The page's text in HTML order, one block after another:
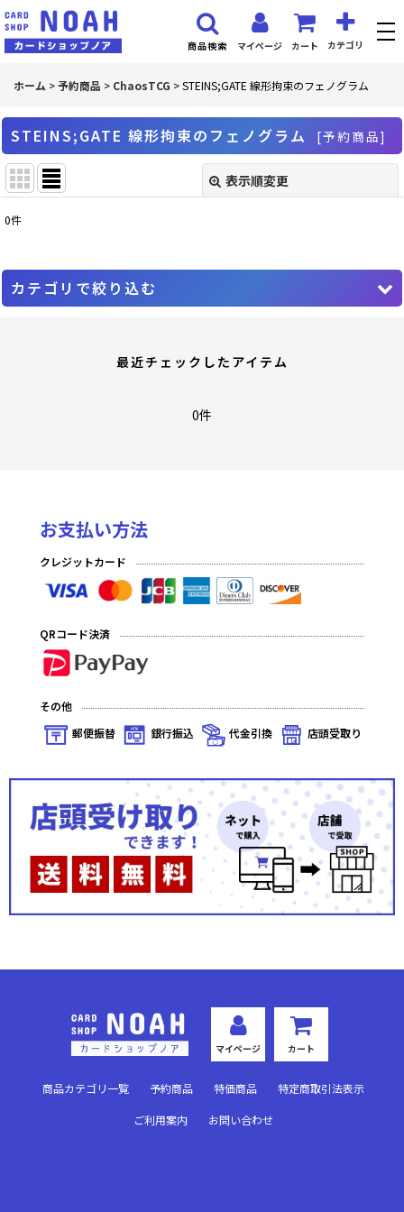
マイページ カート カテゴリ
商品検索
ホーム >予約商品 > ChaosTCG >STEINS;GATE 線形拘束のフェノグラム
STEINS;GATE 線形拘束のフェノグラム [予約商品]
表示順変更
並び順:
0件
カテゴリで絞り込む
グリザイア：ファントムトリガー
ご注文はうさぎですか？？ Vol.2
RIDDLE JOKER
りゅうおうのおしごと！
蒼の彼方のフォーリズム Vol.2
タユタマ2 After Stories＆縁りて此の葉は紅に
アホガール
OS：ダ・カーポ 3.00
Re:CREATORS
ノラと皇女と野良猫ハート
冴えない彼女の育てかた
ブレイブウィッチーズ
最近チェックしたアイテム
0件
お支払い方法
クレジットカード
QRコード決済
その他
郵便振替
銀行振込 代金引換 店頭受取り
マイページ カート
商品カテゴリ一覧 予約商品 特価商品 特定商取引法表示
ご利用案内 お問い合わせ